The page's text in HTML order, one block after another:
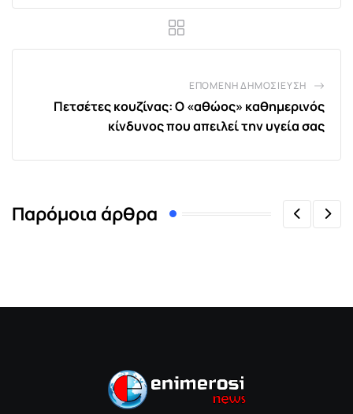
ΕΠΌΜΕΝΗ ΔΗΜΟΣΊΕΥΣΗ
Πετσέτες κουζίνας: Ο «αθώος» καθημερινός
κίνδυνος που απειλεί την υγεία σας
Παρόμοια άρθρα